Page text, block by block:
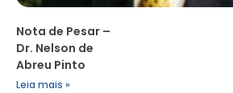
Nota de Pesar –
Dr. Nelson de
Abreu Pinto
Leia mais »